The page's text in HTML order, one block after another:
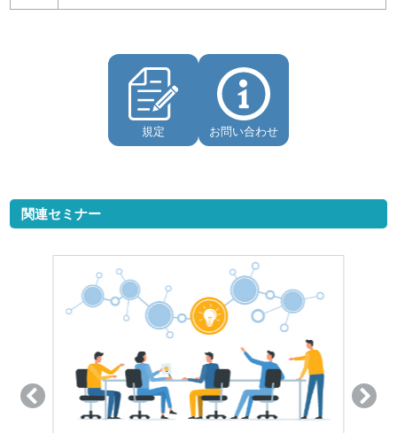
規定 お問い合わせ
関連セミナー